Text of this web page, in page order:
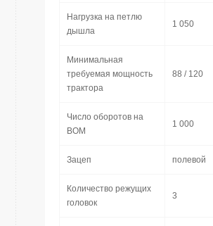
Нагрузка на петлю
дышла
1 050
Минимальная
требуемая мощность
трактора
88 / 120
Число оборотов на
ВОМ
1 000
Зацеп полевой
Количество режущих
головок
3